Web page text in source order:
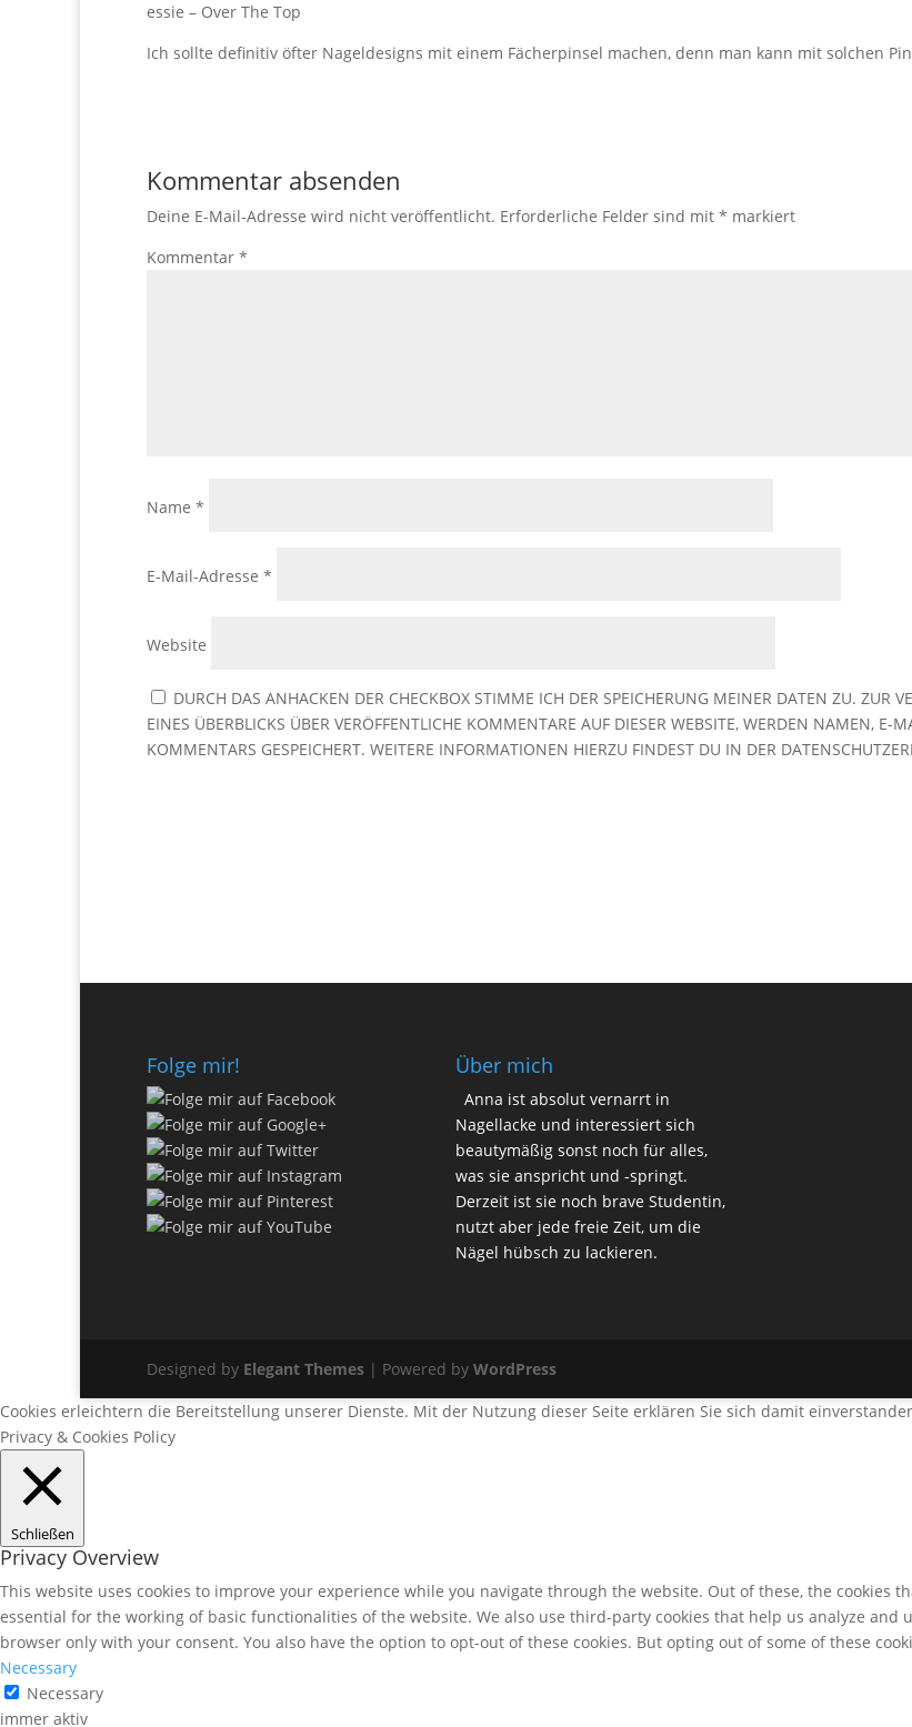
essie – Over The Top
Ich sollte definitiv öfter Nageldesigns mit einem Fächerpinsel machen, denn man kann mit solchen
Kommentar absenden
Deine E-Mail-Adresse wird nicht veröffentlicht. Erforderliche Felder sind mit * markiert
Kommentar *
Name *
E-Mail-Adresse *
Website
DURCH DAS ANHACKEN DER CHECKBOX STIMME ICH DER SPEICHERUNG MEINER DATEN ZU. ZUR
EINES ÜBERBLICKS ÜBER VERÖFFENTLICHE KOMMENTARE AUF DIESER WEBSITE, WERDEN NAMEN, E-
KOMMENTARS GESPEICHERT. WEITERE INFORMATIONEN HIERZU FINDEST DU IN DER
Folge mir! Über mich
Anna ist absolut vernarrt in
Nagellacke und interessiert sich
beautymäßig sonst noch für alles,
was sie anspricht und -springt.
Derzeit ist sie noch brave Studentin,
nutzt aber jede freie Zeit, um die
Nägel hübsch zu lackieren.
Designed by Elegant Themes | Powered by WordPress
Cookies erleichtern die Bereitstellung unserer Dienste. Mit der Nutzung dieser Seite erklären Sie sich damit
Privacy & Cookies Policy
Schließen
Privacy Overview
This website uses cookies to improve your experience while you navigate through the website. Out of these, the cookies
essential for the working of basic functionalities of the website. We also use third-party cookies that help us analyze
browser only with your consent. You also have the option to opt-out of these cookies. But opting out of some of these
Necessary
Necessary
immer aktiv